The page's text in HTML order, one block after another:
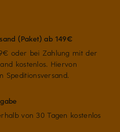
(Paket) ab 149€
oder bei Zahlung mit der
kostenlos. Hiervon
Speditionsversand.
von 30 Tagen kostenlos